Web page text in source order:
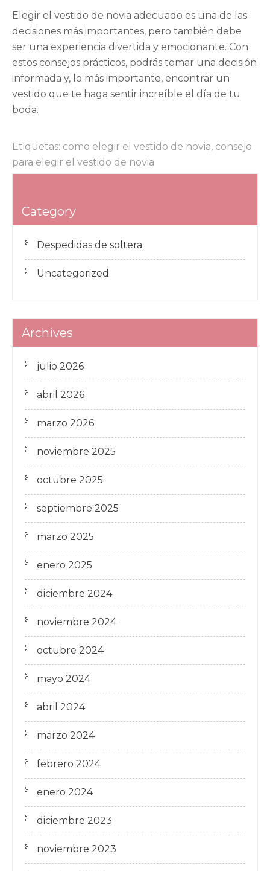
Elegir el vestido de novia adecuado es una de las
decisiones más importantes, pero también debe
ser una experiencia divertida y emocionante. Con
estos consejos prácticos, podrás tomar una decisión
informada y, lo más importante, encontrar un
vestido que te haga sentir increíble el día de tu
boda.
Etiquetas: como elegir el vestido de novia, consejo
para elegir el vestido de novia
entradas
Category
Despedidas de soltera
Uncategorized
Archives
julio 2026
abril 2026
marzo 2026
noviembre 2025
octubre 2025
septiembre 2025
marzo 2025
enero 2025
diciembre 2024
noviembre 2024
octubre 2024
mayo 2024
abril 2024
marzo 2024
febrero 2024
enero 2024
diciembre 2023
noviembre 2023